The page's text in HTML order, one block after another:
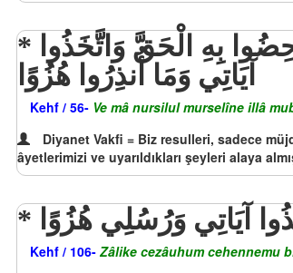
آيَاتِي وَمَا أُنذِرُوا هُزُوًا
Kehf / 56- Ve mâ nursilul murselîne illâ
Diyanet Vakfi = Biz resulleri, sadece
âyetlerimizi ve uyarıldıkları şeyleri alaya
آيَاتِي وَرُسُلِي هُزُوًا
Kehf / 106- Zâlike cezâuhum cehennemu